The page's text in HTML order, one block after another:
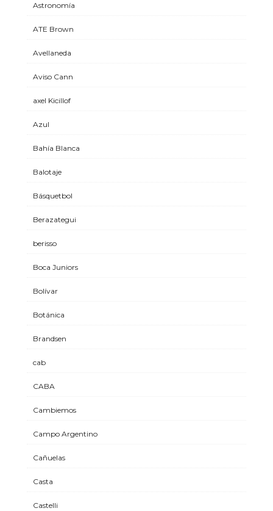
Astronomía
ATE Brown
Avellaneda
Aviso Cann
axel Kicillof
Azul
Bahía Blanca
Balotaje
Básquetbol
Berazategui
berisso
Boca Juniors
Bolívar
Botánica
Brandsen
cab
CABA
Cambiemos
Campo Argentino
Cañuelas
Casta
Castelli